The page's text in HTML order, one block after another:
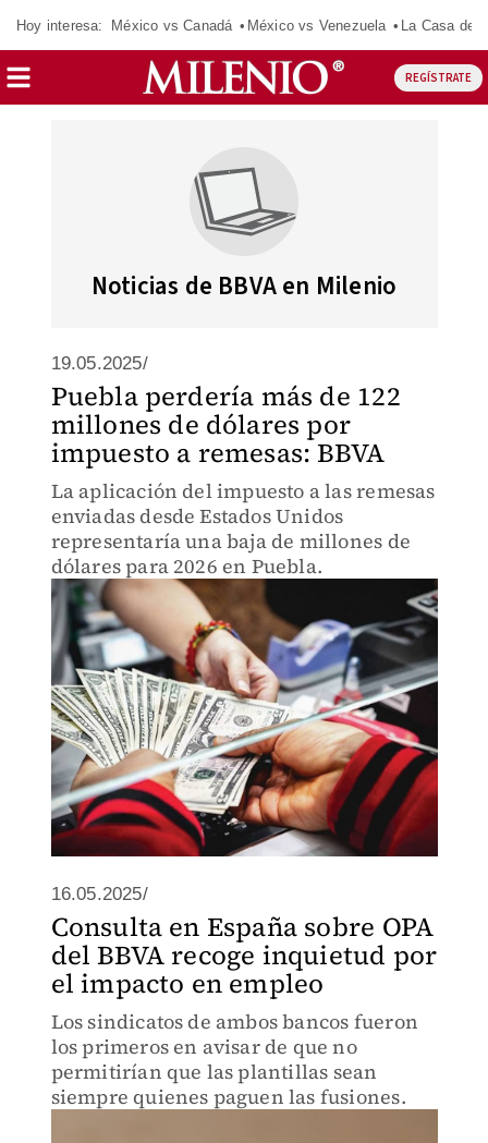
Hoy interesa: México vs Canadá México vs Venezuela La Casa de
REGÍSTRATE
Noticias de BBVA en Milenio
19.05.2025/
Puebla perdería más de 122
millones de dólares por
impuesto a remesas: BBVA
La aplicación del impuesto a las remesas
enviadas desde Estados Unidos
representaría una baja de millones de
dólares para 2026 en Puebla.
16.05.2025/
Consulta en España sobre OPA
del BBVA recoge inquietud por
el impacto en empleo
Los sindicatos de ambos bancos fueron
los primeros en avisar de que no
permitirían que las plantillas sean
siempre quienes paguen las fusiones.